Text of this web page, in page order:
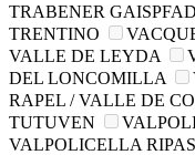
TRABENER GAISPFAD
TRENTINO
VALLE DE LEYDA
DEL LONCOMILLA
RAPEL / VALLE DE
TUTUVEN
VALPOLICELLA